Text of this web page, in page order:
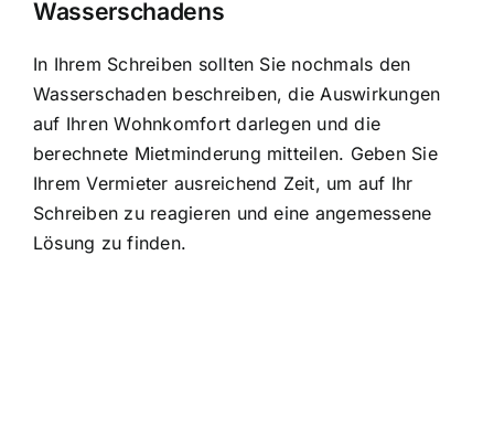
Wasserschadens
In Ihrem Schreiben sollten Sie nochmals den
Wasserschaden beschreiben, die Auswirkungen
auf Ihren Wohnkomfort darlegen und die
berechnete Mietminderung mitteilen. Geben Sie
Ihrem Vermieter ausreichend Zeit, um auf Ihr
Schreiben zu reagieren und eine angemessene
Lösung zu finden.